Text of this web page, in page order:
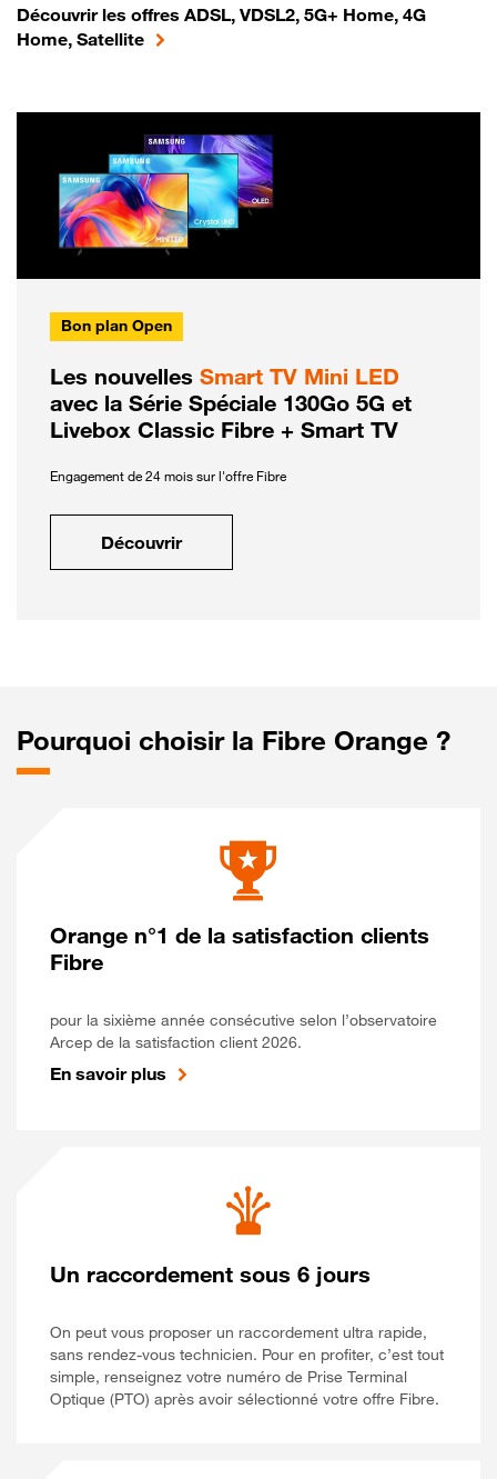
Découvrir les offres ADSL, VDSL2, 5G+ Home, 4G
Home, Satellite
Bon plan Open
Les nouvelles Smart TV Mini LED
avec la Série Spéciale 130Go 5G et
Livebox Classic Fibre + Smart TV
Engagement de 24 mois sur l'offre Fibre
Découvrir
Pourquoi choisir la Fibre Orange ?
Orange n°1 de la satisfaction clients
Fibre
pour la sixième année consécutive selon l’observatoire
Arcep de la satisfaction client 2026.
En savoir plus
Un raccordement sous 6 jours
On peut vous proposer un raccordement ultra rapide,
sans rendez-vous technicien. Pour en profiter, c’est tout
simple, renseignez votre numéro de Prise Terminal
Optique (PTO) après avoir sélectionné votre offre Fibre.